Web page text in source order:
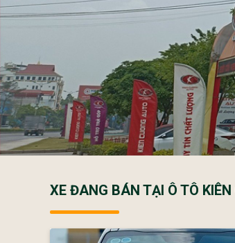
XE ĐANG BÁN TẠI Ô TÔ KIÊN